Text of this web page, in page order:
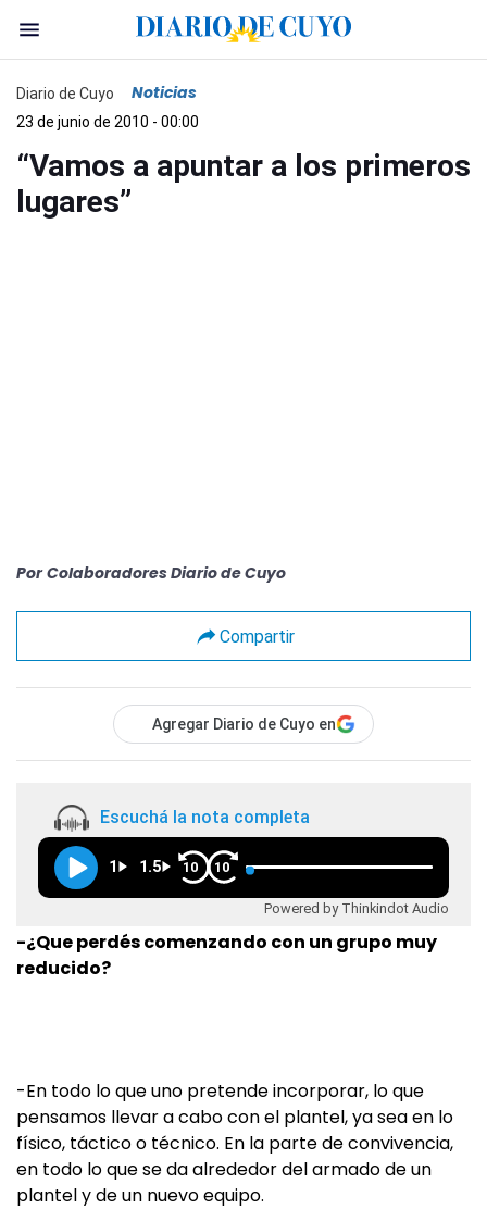
Diario de Cuyo Noticias
23 de junio de 2010 - 00:00
“Vamos a apuntar a los primeros
lugares”
Por Colaboradores Diario de Cuyo
Compartir
Agregar Diario de Cuyo en
Escuchá la nota completa
1 1.5 10 10
Powered by Thinkindot Audio
-¿Que perdés comenzando con un grupo muy
reducido?
-En todo lo que uno pretende incorporar, lo que
pensamos llevar a cabo con el plantel, ya sea en lo
físico, táctico o técnico. En la parte de convivencia,
en todo lo que se da alrededor del armado de un
plantel y de un nuevo equipo.